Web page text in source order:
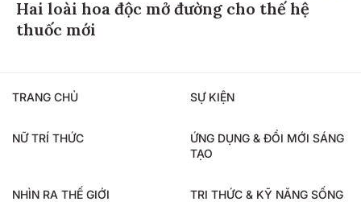
Hai loài hoa độc mở đường cho thế hệ
thuốc mới
TRANG CHỦ SỰ KIỆN
NỮ TRÍ THỨC
ỨNG DỤNG & ĐỔI MỚI SÁNG
TẠO
NHÌN RA THẾ GIỚI TRI THỨC & KỸ NĂNG SỐNG